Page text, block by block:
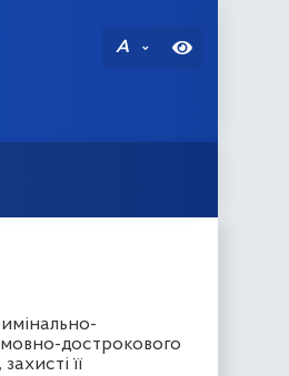
A
дострокового
її